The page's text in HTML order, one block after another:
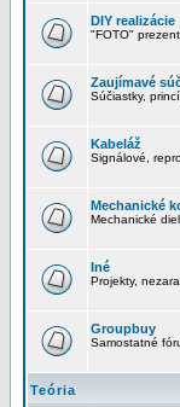
DIY realizácie
"FOTO"
Zaujímavé
Súčiastky,
Kabeláž
Signálové,
Mechanické
Mechanické
Iné
Projekty,
Groupbuy
Samostatné
Teória